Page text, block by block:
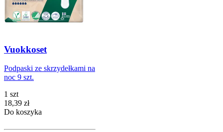
Vuokkoset
Podpaski ze skrzydełkami na
noc 9 szt.
1 szt
Cena
18,39 zł
Do koszyka